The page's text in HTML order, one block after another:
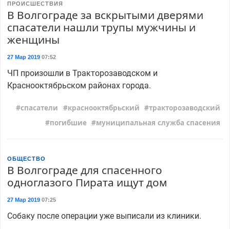
ПРОИСШЕСТВИЯ
В Волгограде за вскрытыми дверями
спасатели нашли трупы мужчины и
женщины
27 Мар 201907:52
ЧП произошли в Тракторозаводском и
Краснооктябрьском районах города.
спасатели краснооктябрьский
тракторозаводский
погибшие
муниципальная служба спасения
ОБЩЕСТВО
В Волгограде для спасенного
одноглазого Пирата ищут дом
27 Мар 201907:25
Собаку после операции уже выписали из клиники.